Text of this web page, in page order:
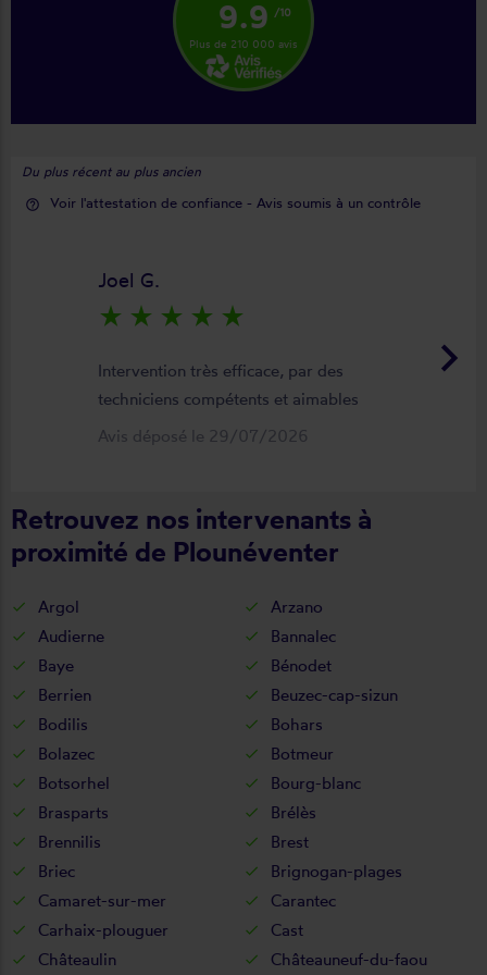
9.9 /10
Plus de 210 000 avis
Du plus récent au plus ancien
help_outline Voir l'attestation de confiance - Avis soumis à un contrôle
keyboard_arrow_right
Joel G.
star_rate star_rate star_rate star_rate star_rate
Intervention très efficace, par des
techniciens compétents et aimables
Avis déposé le 29/07/2026
Retrouvez nos intervenants à
proximité de Plounéventer
Argol
Arzano
Audierne
Bannalec
Baye
Bénodet
Berrien
Beuzec-cap-sizun
Bodilis
Bohars
Bolazec
Botmeur
Botsorhel
Bourg-blanc
Brasparts
Brélès
Brennilis
Brest
Briec
Brignogan-plages
Camaret-sur-mer
Carantec
Carhaix-plouguer
Cast
Châteaulin
Châteauneuf-du-faou